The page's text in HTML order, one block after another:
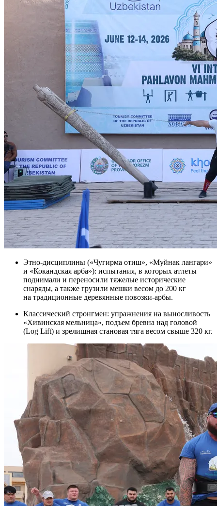
Этно-дисциплины («Чугирма отиш», «Муйнак лангари»
и «Кокандская арба»): испытания, в которых атлеты
поднимали и переносили тяжелые исторические
снаряды, а также грузили мешки весом до 200 кг
на традиционные деревянные повозки-арбы.
Классический стронгмен: упражнения на выносливость
«Хивинская мельница», подъем бревна над головой
(Log Lift) и зрелищная становая тяга весом свыше 320 кг.